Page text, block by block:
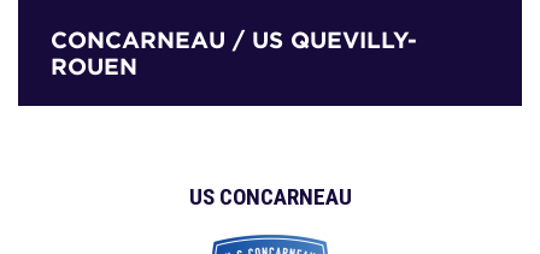
CONCARNEAU / US QUEVILLY-
ROUEN
US CONCARNEAU